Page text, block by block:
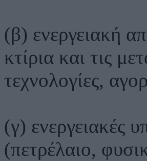
(β) ενεργειακή
κτίρια και τις
τεχνολογίες,
(γ) ενεργειακές
(πετρέλαιο,